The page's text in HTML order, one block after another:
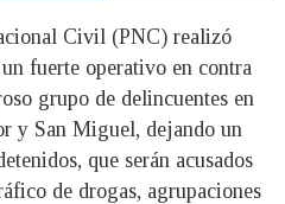
Civil (PNC) realizó
un fuerte operativo en contra
grupo de delincuentes en
y San Miguel, dejando un
que serán acusados
de drogas, agrupaciones